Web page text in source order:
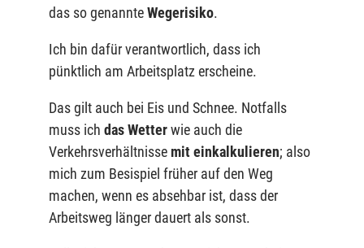
das so genannteWegerisiko.
Ich bin dafür verantwortlich, dass ich
pünktlich am Arbeitsplatz erscheine.
Das gilt auch bei Eis und Schnee. Notfalls
muss ich das Wetterwie auch die
Verkehrsverhältnisse mit einkalkulieren; also
mich zum Besispiel früher auf den Weg
machen, wenn es absehbar ist, dass der
Arbeitsweg länger dauert als sonst.